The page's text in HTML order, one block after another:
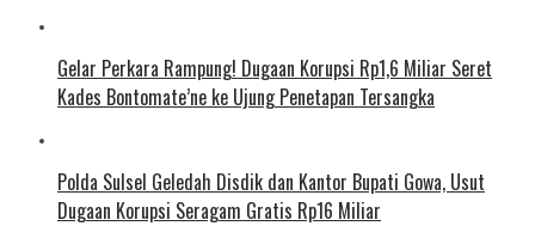
Gelar Perkara Rampung! Dugaan Korupsi Rp1,6 Miliar Seret
Kades Bontomate’ne ke Ujung Penetapan Tersangka
Polda Sulsel Geledah Disdik dan Kantor Bupati Gowa, Usut
Dugaan Korupsi Seragam Gratis Rp16 Miliar